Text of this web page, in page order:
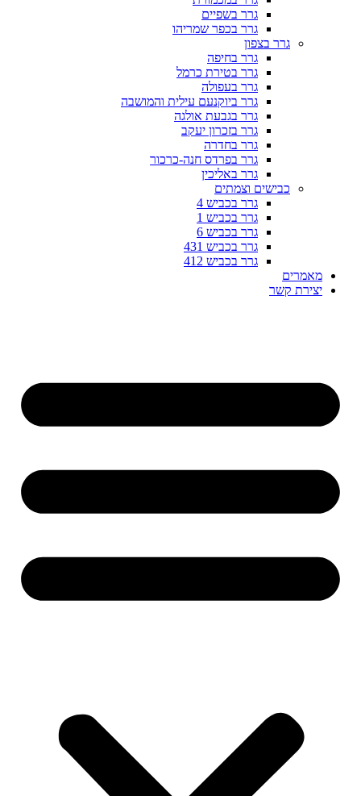
גרר בשפיים
גרר בכפר שמריהו
גרר בצפון
גרר בחיפה
גרר בטירת כרמל
גרר בעפולה
גרר ביוקנעם עילית והמושבה
גרר בגבעת אולגה
גרר בזכרון יעקב
גרר בחדרה
גרר בפרדס חנה-כרכור
גרר באליכין
כבישים וצמתים
גרר בכביש 4
גרר בכביש 1
גרר בכביש 6
גרר בכביש 431
גרר בכביש 412
מאמרים
יצירת קשר